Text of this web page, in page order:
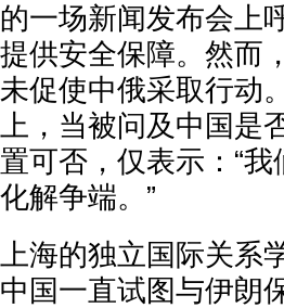
的一场新闻发布会上
提供安全保障。然而
未促使中俄采取行动
上，当被问及中国是
置可否，仅表示：“
化解争端。”
上海的独立国际关系
中国一直试图与伊朗